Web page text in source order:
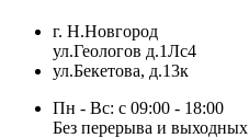
г. Н.Новгород
ул.Геологов д.1Лс4
ул.Бекетова, д.13к
Пн - Вс: с 09:00 - 18:00
Без перерыва и выходных